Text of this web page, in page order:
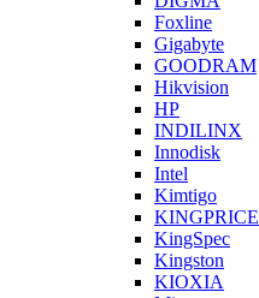
Foxline
Gigabyte
GOODRAM
Hikvision
HP
INDILINX
Innodisk
Intel
Kimtigo
KINGPRICE
KingSpec
Kingston
KIOXIA